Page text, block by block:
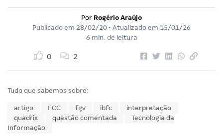
Por Rogério Araújo
Publicado em 28/02/20 • Atualizado em 15/01/26
6 min. de leitura
0 2
Tudo que sabemos sobre:
artigo FCC fgv ibfc
interpretação
quadrix
questão comentada
Tecnologia da
Informação